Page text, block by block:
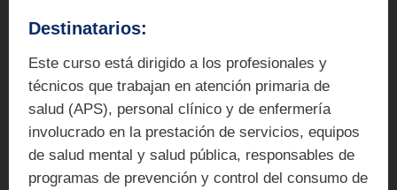
Destinatarios:
Este curso está dirigido a los profesionales y
técnicos que trabajan en atención primaria de
salud (APS), personal clínico y de enfermería
involucrado en la prestación de servicios, equipos
de salud mental y salud pública, responsables de
programas de prevención y control del consumo de